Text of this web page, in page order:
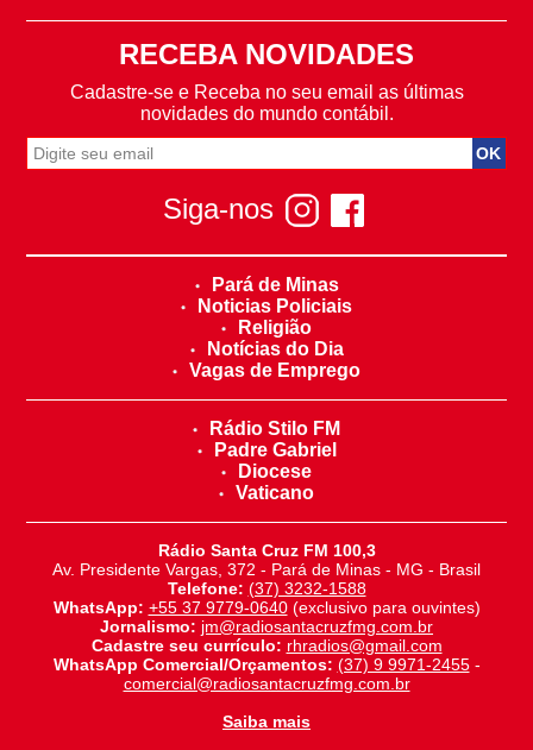
RECEBA NOVIDADES
Cadastre-se e Receba no seu email as últimas
novidades do mundo contábil.
Siga-nos
Pará de Minas
Noticias Policiais
Religião
Notícias do Dia
Vagas de Emprego
Rádio Stilo FM
Padre Gabriel
Diocese
Vaticano
Rádio Santa Cruz FM 100,3
Av. Presidente Vargas, 372 - Pará de Minas - MG - Brasil
Telefone: (37) 3232-1588
WhatsApp: +55 37 9779-0640(exclusivo para ouvintes)
Jornalismo: jm@radiosantacruzfmg.com.br
Cadastre seu currículo: rhradios@gmail.com
WhatsApp Comercial/Orçamentos: (37) 9 9971-2455-
comercial@radiosantacruzfmg.com.br
Saiba mais